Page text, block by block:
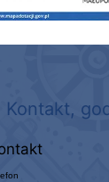
Kontakt,